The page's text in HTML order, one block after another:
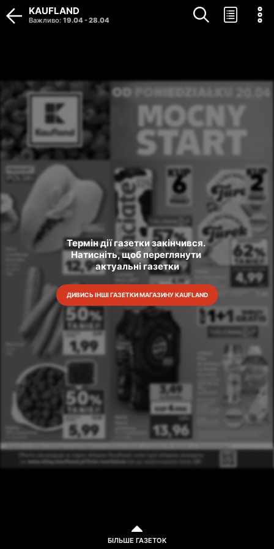
Термін дії газетки закінчився.
Натисніть, щоб переглянути
актуальні газетки
ДИВИСЬ ІНШІ ГАЗЕТКИ МАГАЗИНУ KAUFLAND
KAUFLAND
Важливо: 19.04-28.04
БІЛЬШЕ ГАЗЕТОК